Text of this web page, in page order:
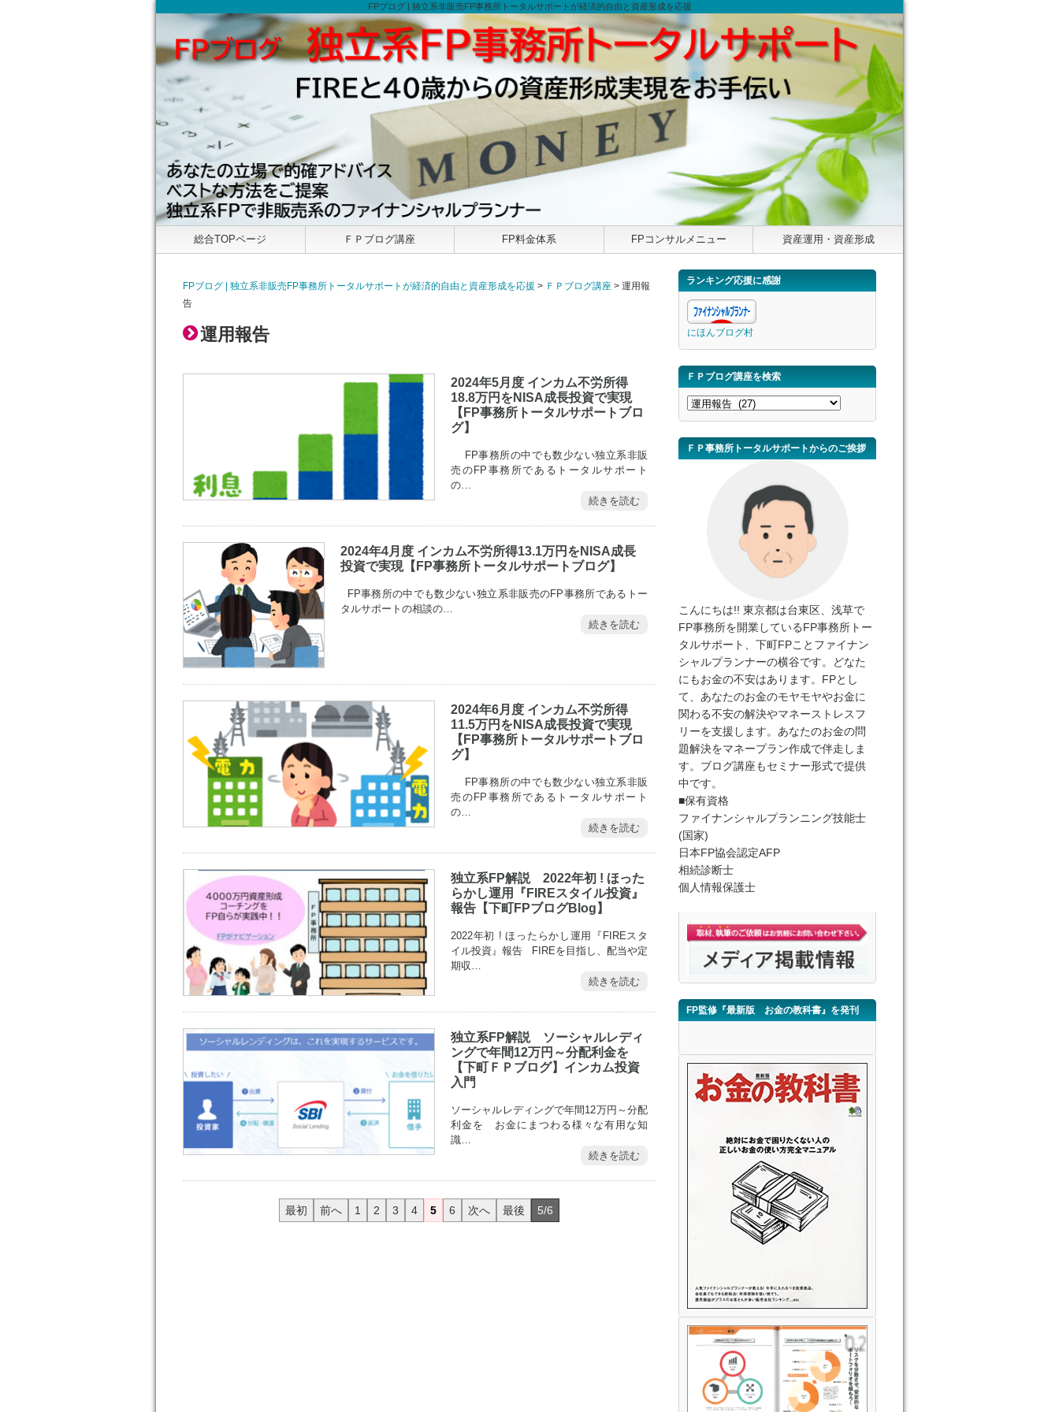
FPブログ | 独立系非販売FP事務所トータルサポートが経済的自由と資産形成を応援
総合TOPページ ＦＰブログ講座 FP料金体系 FPコンサルメニュー 資産運用・資産形成
FPブログ | 独立系非販売FP事務所トータルサポートが経済的自由と資産形成を応援 > ＦＰブログ講座 > 運用報
告
運用報告
2024年5月度 インカム不労所得
18.8万円をNISA成長投資で実現
【FP事務所トータルサポートブロ
グ】
FP事務所の中でも数少ない独立系非販
売のFP事務所であるトータルサポート
の…
続きを読む
2024年4月度 インカム不労所得13.1万円をNISA成長
投資で実現【FP事務所トータルサポートブログ】
FP事務所の中でも数少ない独立系非販売のFP事務所であるトー
タルサポートの相談の…
続きを読む
2024年6月度 インカム不労所得
11.5万円をNISA成長投資で実現
【FP事務所トータルサポートブロ
グ】
FP事務所の中でも数少ない独立系非販
売のFP事務所であるトータルサポート
の…
続きを読む
独立系FP解説 2022年初 ! ほった
らかし運用『FIREスタイル投資』
報告【下町FPブログBlog】
2022年初 ! ほったらかし運用『FIREスタ
イル投資』報告 FIREを目指し、配当や定
期収…
続きを読む
独立系FP解説 ソーシャルレディ
ングで年間12万円～分配利金を
【下町ＦＰブログ】インカム投資
入門
ソーシャルレディングで年間12万円～分配
利金を お金にまつわる様々な有用な知
識…
続きを読む
最初 前へ 1 2 3 4 5 6 次へ 最後 5/6
ランキング応援に感謝
にほんブログ村
ＦＰブログ講座を検索
Ｆ
Ｐ
ブ
ＦＰ事務所トータルサポートからのご挨拶
こんにちは!! 東京都は台東区、浅草で
FP事務所を開業しているFP事務所トー
タルサポート、下町FPことファイナン
シャルプランナーの横谷です。どなた
にもお金の不安はあります。FPとし
て、あなたのお金のモヤモヤやお金に
関わる不安の解決やマネーストレスフ
リーを支援します。あなたのお金の問
題解決をマネープラン作成で伴走しま
す。ブログ講座もセミナー形式で提供
中です。
■保有資格
ファイナンシャルプランニング技能士
(国家)
日本FP協会認定AFP
相続診断士
個人情報保護士
FP監修『最新版 お金の教科書』を発刊